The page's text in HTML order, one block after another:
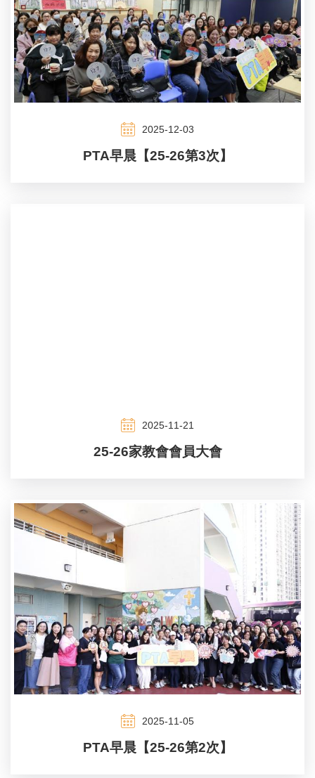
2025-12-03
PTA早晨【25-26第3次】
2025-11-21
25-26家教會會員大會
2025-11-05
PTA早晨【25-26第2次】